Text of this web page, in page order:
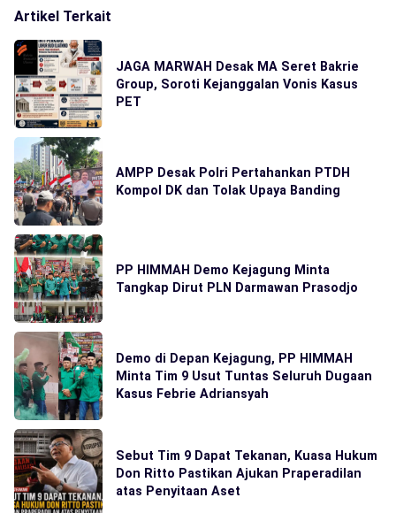
Artikel Terkait
JAGA MARWAH Desak MA Seret Bakrie
Group, Soroti Kejanggalan Vonis Kasus
PET
AMPP Desak Polri Pertahankan PTDH
Kompol DK dan Tolak Upaya Banding
PP HIMMAH Demo Kejagung Minta
Tangkap Dirut PLN Darmawan Prasodjo
Demo di Depan Kejagung, PP HIMMAH
Minta Tim 9 Usut Tuntas Seluruh Dugaan
Kasus Febrie Adriansyah
Sebut Tim 9 Dapat Tekanan, Kuasa Hukum
Don Ritto Pastikan Ajukan Praperadilan
atas Penyitaan Aset